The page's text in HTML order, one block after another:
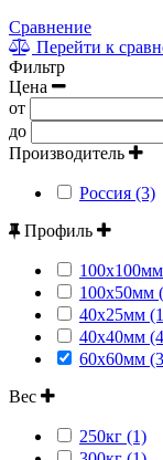
Сравнение
Перейти к
Фильтр
Цена
от
до
Производитель
Россия (3)
Профиль
100x50мм
40х25мм
40х40мм
60x60мм
Вес
250кг (1)